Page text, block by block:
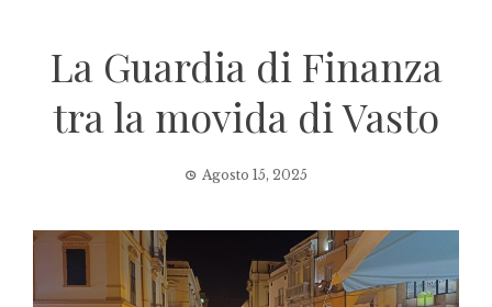
La Guardia di Finanza
tra la movida di Vasto
Agosto 15, 2025